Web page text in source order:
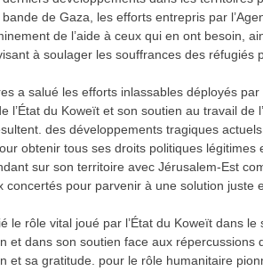
de Gaza, les efforts entrepris par
de l’aide à ceux qui en ont besoin,
à soulager les souffrances des réfugiés
a salué les efforts inlassables déployés
l’État du Koweït et son soutien au travail
des développements tragiques
obtenir tous ses droits politiques légitimes
sur son territoire avec Jérusalem-Est
concertés pour parvenir à une solution juste
le rôle vital joué par l’État du Koweït dans le
et dans son soutien face aux répercussions
et sa gratitude. pour le rôle humanitaire